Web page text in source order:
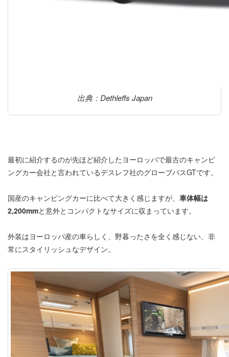
出典：Dethleffs Japan
最初に紹介するのが先ほど紹介したヨーロッパで最古のキャンピ
ングカー会社と言われているデスレフ社のグローブバスGTです。
国産のキャンピングカーに比べて大きく感じますが、 車体幅は
2,200mmと意外とコンパクトなサイズに収まっています。
外装はヨーロッパ産の車らしく、野暮ったさを全く感じない、非
常にスタイリッシュなデザイン。